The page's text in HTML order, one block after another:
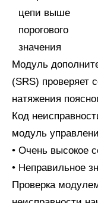
Модуль
(SRS) проверяет
натяжения
Код
модуль
• Очень высокое
• Неправильное
Проверка